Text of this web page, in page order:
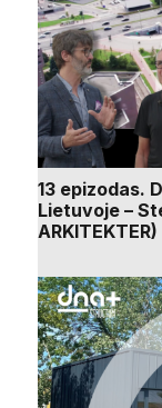
13 epizodas.
Lietuvoje –
ARKITEKTER)